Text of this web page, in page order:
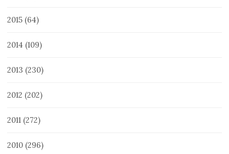
2015 (64)
2014 (109)
2013 (230)
2012 (202)
2011 (272)
2010 (296)